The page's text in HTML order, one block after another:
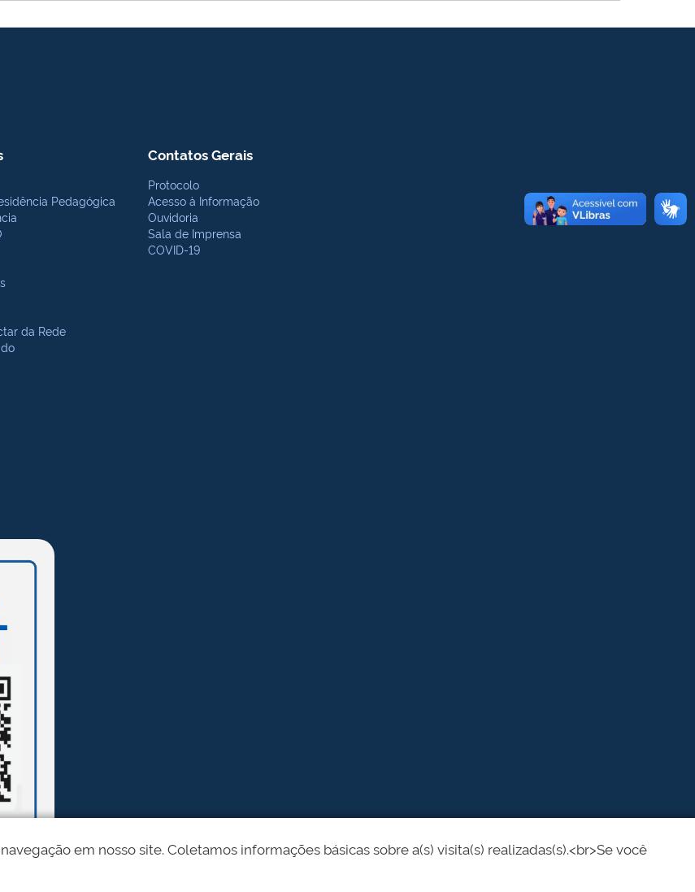
Pedagógica
da Rede
Contatos Gerais
Protocolo
Acesso à Informação
Ouvidoria
Sala de Imprensa
COVID-19
em nosso site. Coletamos informações básicas sobre a(s) visita(s) realizadas(s).<br>Se você